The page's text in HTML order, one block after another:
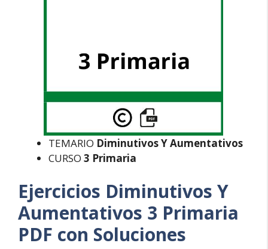
TEMARIO Diminutivos Y Aumentativos
CURSO 3 Primaria
Ejercicios Diminutivos Y
Aumentativos 3 Primaria
PDF con Soluciones